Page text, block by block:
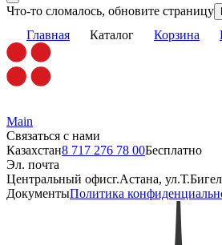
Что-то сломалось, обновите страницу
Главная Каталог Корзина
Main
Связаться с нами
Казахстан8 717 276 78 00Бесплатно
Эл. почта
Центральный офисг.Астана,
ДокументыПолитика